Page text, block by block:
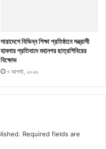
সারাদেশে বিভিন্ন শিক্ষা প্রতিষ্ঠানে সন্ত্রাসী
হামলার প্রতিবাদে মহানগর ছাত্রশিবিরের
বিক্ষোভ
৭ আগস্ট, ২০২৬
Required fields are